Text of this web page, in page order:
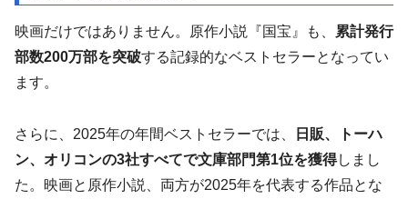
映画だけではありません。原作小説『国宝』も、
累計発行
部数200万部を突破する記録的なベストセラーとなってい
ます。
さらに、2025年の年間ベストセラーでは、
日販、トーハ
ン、オリコンの3社すべてで文庫部門第1位を獲得しまし
た。映画と原作小説、両方が2025年を代表する作品とな